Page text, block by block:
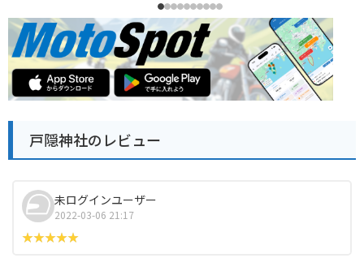
戸隠神社のレビュー
未ログインユーザー
2022-03-06 21:17